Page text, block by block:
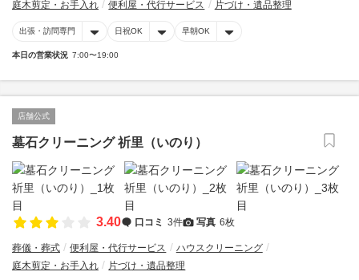
庭木剪定・お手入れ 便利屋・代行サービス 片づけ・遺品整理
出張・訪問専門 日祝OK 早朝OK
本日の営業状況 7:00〜19:00
店舗公式
墓石クリーニング 祈里（いのり）
3.40 口コミ 3件 写真 6枚
葬儀・葬式 便利屋・代行サービス
ハウスクリーニング
庭木剪定・お手入れ
片づけ・遺品整理